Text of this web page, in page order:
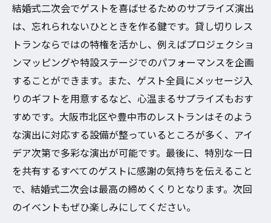
結婚式二次会でゲストを喜ばせるためのサプライズ演出
は、忘れられないひとときを作る鍵です。貸し切りレス
トランならではの特権を活かし、例えばプロジェクショ
ンマッピングや特設ステージでのパフォーマンスを企画
することができます。また、ゲスト全員にメッセージ入
りのギフトを用意するなど、心温まるサプライズもおす
すめです。大阪市北区や豊中市のレストランはそのよう
な演出に対応する設備が整っているところが多く、アイ
デア次第で多彩な演出が可能です。最後に、特別な一日
を共有するすべてのゲストに感謝の気持ちを伝えること
で、結婚式二次会は最高の締めくくりとなります。次回
のイベントもぜひ楽しみにしてください。